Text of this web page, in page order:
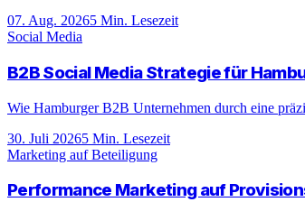
07. Aug. 20265 Min. Lesezeit
Social Media
B2B Social Media Strategie für
Wie Hamburger B2B Unternehmen durch eine
30. Juli 20265 Min. Lesezeit
Marketing auf Beteiligung
Performance Marketing auf